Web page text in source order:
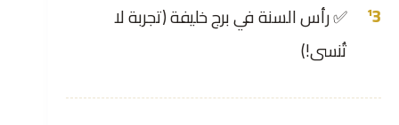
✅ رأس السنة في برج خليفة (تجربة لا
تُنسى!)